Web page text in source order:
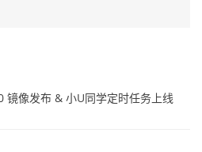
像发布 & 小U同学定时任务上线